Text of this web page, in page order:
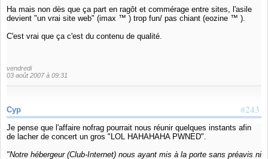
Ha mais non dès que ça part en ragôt et commérage entre sites, l'asile
devient "un vrai site web" (imax ™ ) trop fun/ pas chiant (eozine ™ ).
C'est vrai que ça c'est du contenu de qualité.
vendredi
03 août 2007 à 09:31
#243
Cyp
Je pense que l'affaire nofrag pourrait nous réunir quelques instants afin
de lacher de concert un gros "LOL HAHAHAHA PWNED".
"Notre hébergeur (Club-Internet) nous ayant mis à la porte sans préavis ni